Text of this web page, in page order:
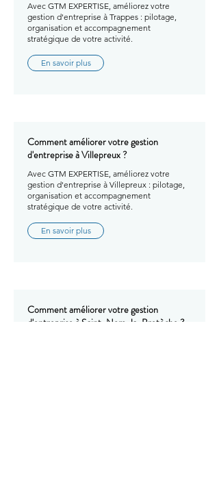
Avec GTM EXPERTISE, améliorez votre
gestion d'entreprise à Trappes : pilotage,
organisation et accompagnement
stratégique de votre activité.
En savoir plus
Comment améliorer votre gestion
d'entreprise à Villepreux ?
Avec GTM EXPERTISE, améliorez votre
gestion d'entreprise à Villepreux : pilotage,
organisation et accompagnement
stratégique de votre activité.
En savoir plus
Comment améliorer votre gestion
d'entreprise à Saint-Nom-la-Bretèche ?